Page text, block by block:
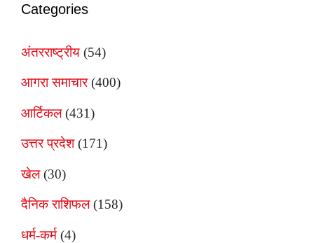
Categories
अंतरराष्ट्रीय (54)
आगरा समाचार(400)
आर्टिकल(431)
उत्तर प्रदेश(171)
खेल(30)
दैनिक राशिफल(158)
धर्म-कर्म (4)